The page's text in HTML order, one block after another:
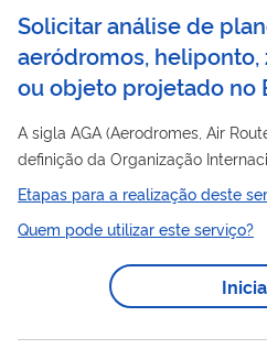
Solicitar análise de
aeródromos,
ou objeto projetado no
A sigla AGA (Aerodromes, Air
definição da Organização Internacional da Aviação Civil
e Aeródromos e Auxílios
11-3/2018) nomeia o portal do Departamento de Controle do
Espaço Aéreo (DECEA) onde é
Planos de Zona deProteçãode
planos publicados, legislação
possível acessar o sistema
Etapas para a realização deste
Quem pode utilizar este serviço?